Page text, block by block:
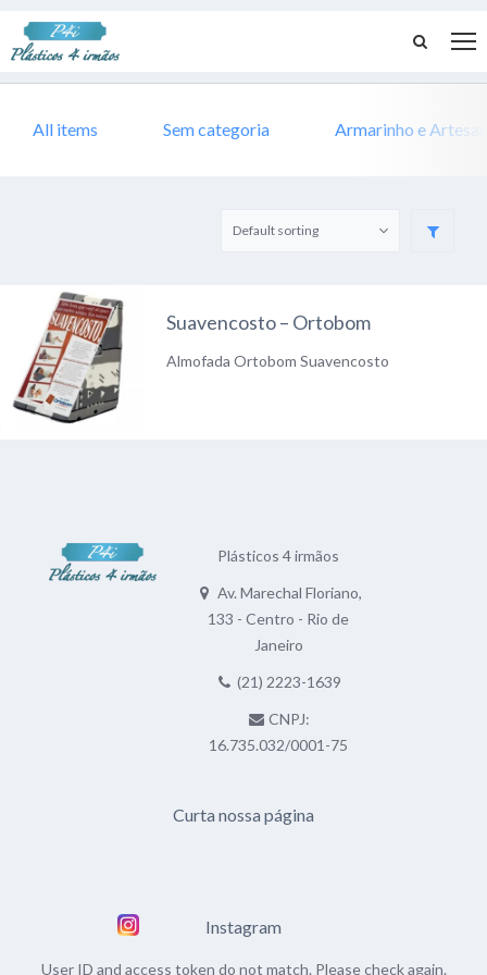
All items Sem categoria Armarinho e
Suavencosto – Ortobom
Almofada Ortobom Suavencosto
Plásticos 4 irmãos
Av. Marechal Floriano,
133 - Centro - Rio de
Janeiro
(21) 2223-1639
CNPJ:
16.735.032/0001-75
Curta nossa página
Instagram
User ID and access token do not match. Please check again.